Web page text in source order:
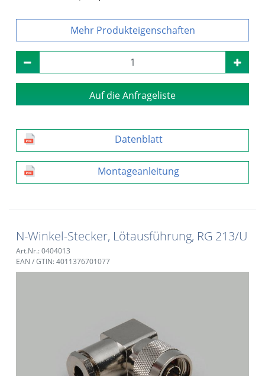
Produkteigenschaften
Auf die Anfrageliste
Datenblatt
Montageanleitung
N-Winkel-Stecker, Lötausführung, RG 213/U
Art.Nr.: 0404013
EAN / GTIN: 4011376701077